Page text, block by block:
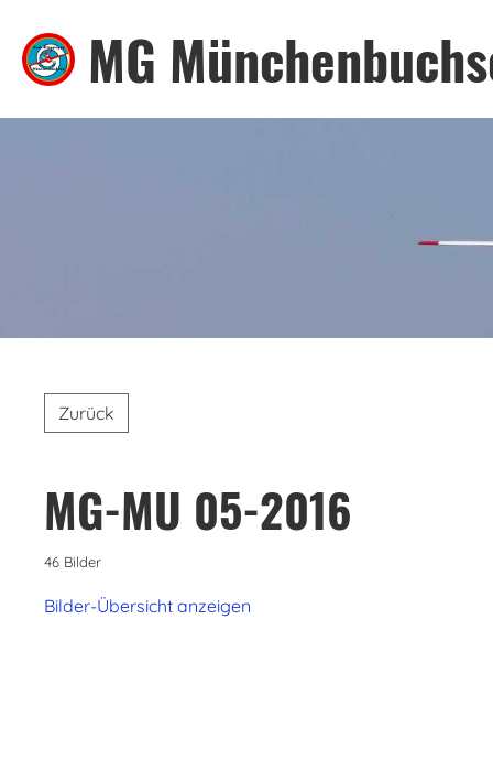
MG
Zurück
MG-MU 05-2016
46 Bilder
Bilder-Übersicht anzeigen